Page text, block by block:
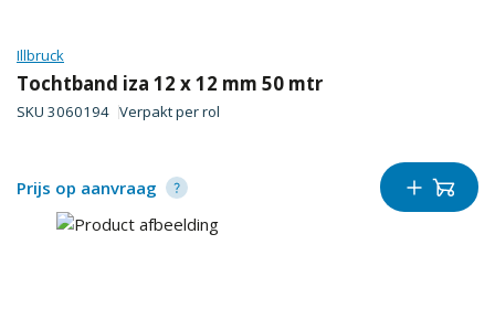
Illbruck
Tochtband iza 12 x 12 mm 50 mtr
SKU 3060194 Verpakt perrol
Prijs op aanvraag